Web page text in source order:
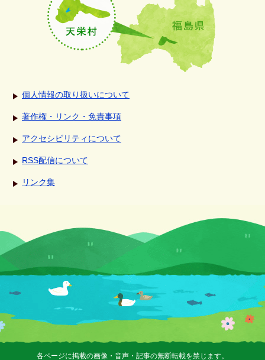
個人情報の取り扱いについて
著作権・リンク・免責事項
アクセシビリティについて
RSS配信について
リンク集
各ページに掲載の画像・音声・記事の無断転載を禁じます。